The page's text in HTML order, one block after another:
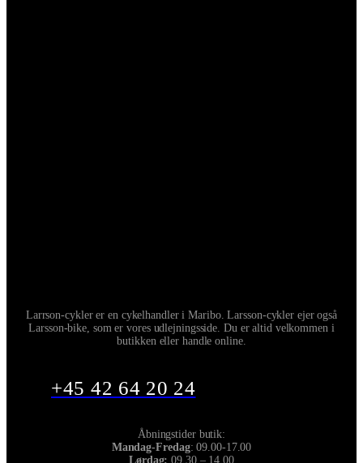
Larrson-cykler er en cykelhandler i Maribo. Larsson-cykler ejer også
Larsson-bike, som er vores udlejningsside. Du er altid velkommen i
butikken eller handle online.
+45 42 64 20 24
Åbningstider butik:
Mandag-Fredag: 09.00-17.00
Lørdag:09.30 – 14.00